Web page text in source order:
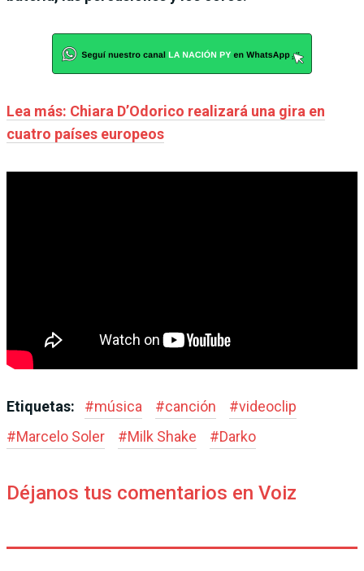
Lea más: Chiara D’Odorico realizará una gira en
cuatro países europeos
Etiquetas: #música #canción #videoclip
#Marcelo Soler #Milk Shake #Darko
Déjanos tus comentarios en Voiz